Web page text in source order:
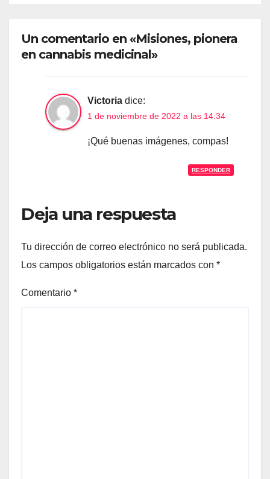
Un comentario en «Misiones, pionera
en cannabis medicinal»
Victoria dice:
1 de noviembre de 2022 a las 14:34
¡Qué buenas imágenes, compas!
RESPONDER
Deja una respuesta
Tu dirección de correo electrónico no será publicada.
Los campos obligatorios están marcados con *
Comentario *